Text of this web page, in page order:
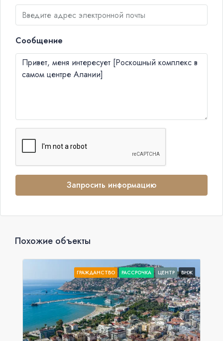
Сообщение
Запросить информацию
Похожие объекты
ГРАЖДАНСТВО РАССРОЧКА ЦЕНТР ВНЖ